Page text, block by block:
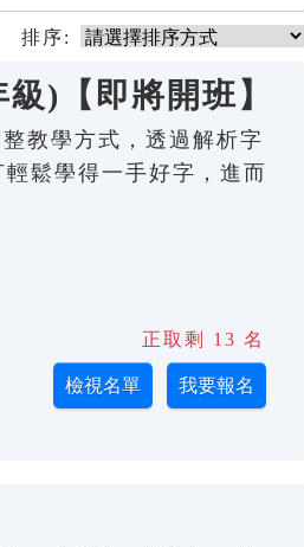
排序:
)【即將開班】
教學方式，透過解析字
鬆學得一手好字，進而
正取剩 13 名